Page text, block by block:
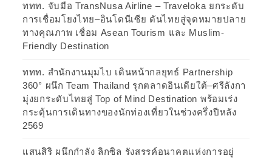
ททท. จับมือ TransNusa Airline – Traveloka ยกระดับ
การเชื่อมโยงไทย–อินโดนีเซีย ดันไทยสู่จุดหมายปลาย
ทางคุณภาพ เชื่อม Asean Tourism และ Muslim-
Friendly Destination
ททท. สำนักงานมุมไบ เดินหน้ากลยุทธ์ Partnership
360° ผนึก Team Thailand รุกตลาดอินเดียใต้–ศรีลังกา
มุ่งยกระดับไทยสู่ Top of Mind Destination พร้อมเร่ง
กระตุ้นการเดินทางของนักท่องเที่ยวในช่วงครึ่งปีหลัง
2569
แสนสิริ ผนึกกำลัง ลิกซิล รังสรรค์อนาคตแห่งการอยู่